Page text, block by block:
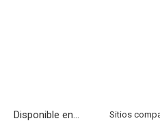
Disponible en...